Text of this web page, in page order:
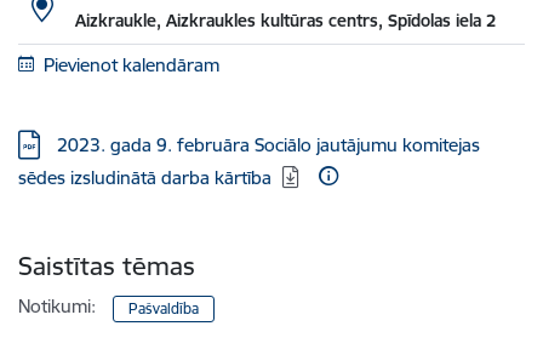
Aizkraukle, Aizkraukles kultūras centrs, Spīdolas iela 2
Pievienot kalendāram
Lejupielādēt:
​ 2023. gada 9. februāra Sociālo jautājumu komitejas
sēdes izsludinātā darba kārtība​
Saistītas tēmas
Notikumi: Pašvaldība